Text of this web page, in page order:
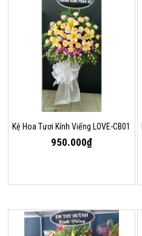
Kệ Hoa Tươi Kính Viếng LOVE-CB01
950.000₫